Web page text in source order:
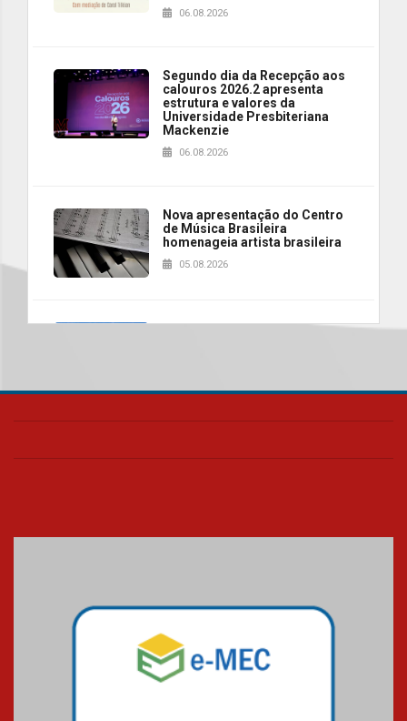
06.08.2026
Segundo dia da Recepção aos
calouros 2026.2 apresenta
estrutura e valores da
Universidade Presbiteriana
Mackenzie
06.08.2026
Nova apresentação do Centro
de Música Brasileira
homenageia artista brasileira
05.08.2026
das novas tecnologias em
04.08.2026
Como o Colégio Mackenzie
Brasília prepara seus